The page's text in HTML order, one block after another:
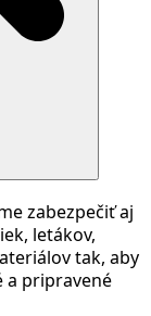
zabezpečiť aj
letákov,
tak, aby
a pripravené